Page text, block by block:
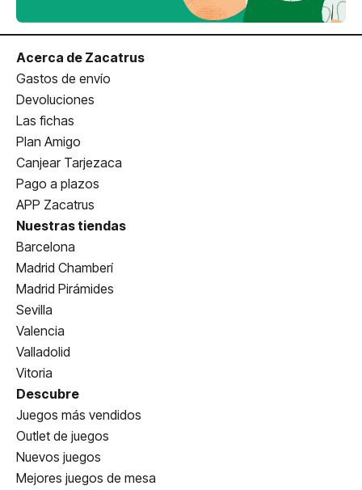
Acerca de Zacatrus
Gastos de envío
Devoluciones
Las fichas
Plan Amigo
Canjear Tarjezaca
Pago a plazos
APP Zacatrus
Nuestras tiendas
Barcelona
Madrid Chamberí
Madrid Pirámides
Sevilla
Valencia
Valladolid
Vitoria
Descubre
Juegos más vendidos
Outlet de juegos
Nuevos juegos
Mejores juegos de mesa